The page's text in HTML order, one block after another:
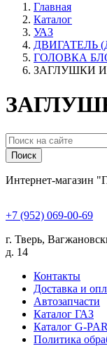
Главная
Каталог
УАЗ
ДВИГАТЕЛЬ
ГОЛОВКА
ЗАГЛУШКИ
Поиск
Интернет-магазин
+7 (952) 069-00-69
г. Тверь,
д. 14
Контакты
Доставка и
Автозапчасти
Каталог ГАЗ
Каталог G-
Политика